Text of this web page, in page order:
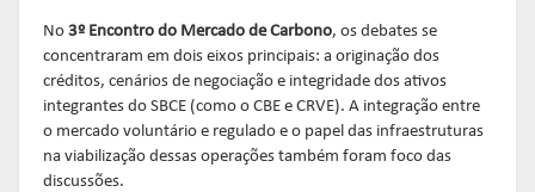
fundos de investimentos
ENVIO DE DADOS
entenda o compromisso
INFORMAR
documentos
BIBLIOTECA DE
DOCUMENTOS
entenda o compromisso
REPRESENTAR
sistemas
SSM
entenda o compromisso
AUTORREGULAR
No 3º Encontro do Mercado de Carbono, os debates se
concentraram em dois eixos principais: a originação dos
créditos, cenários de negociação e integridade dos ativos
integrantes do SBCE (como o CBE e CRVE). A integração entre
o mercado voluntário e regulado e o papel das infraestruturas
na viabilização dessas operações também foram foco das
discussões.